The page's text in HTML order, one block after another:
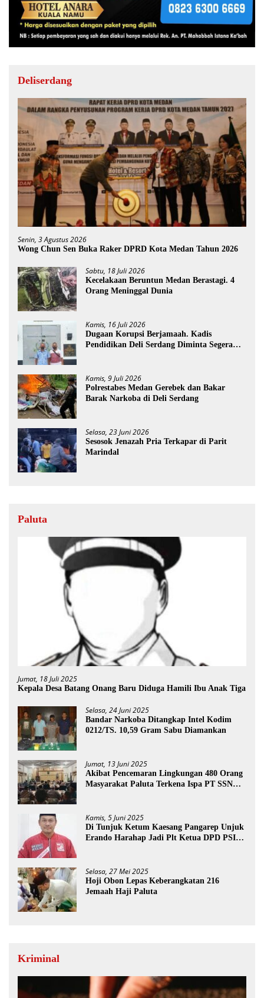
Deliserdang
Senin, 3 Agustus 2026
Wong Chun Sen Buka Raker DPRD Kota Medan Tahun 2026
Sabtu, 18 Juli 2026
Kecelakaan Beruntun Medan Berastagi. 4
Orang Meninggal Dunia
Kamis, 16 Juli 2026
Dugaan Korupsi Berjamaah. Kadis
Pendidikan Deli Serdang Diminta Segera
Kamis, 9 Juli 2026
Polrestabes Medan Gerebek dan Bakar
Barak Narkoba di Deli Serdang
Selasa, 23 Juni 2026
Sesosok Jenazah Pria Terkapar di Parit
Marindal
Paluta
Jumat, 18 Juli 2025
Kepala Desa Batang Onang Baru Diduga Hamili Ibu Anak Tiga
Selasa, 24 Juni 2025
Bandar Narkoba Ditangkap Intel Kodim
0212/TS. 10,59 Gram Sabu Diamankan
Jumat, 13 Juni 2025
Akibat Pencemaran Lingkungan 480 Orang
Masyarakat Paluta Terkena Ispa PT SSN
Kamis, 5 Juni 2025
Di Tunjuk Ketum Kaesang Pangarep Unjuk
Erando Harahap Jadi Plt Ketua DPD PSI
Selasa, 27 Mei 2025
Hoji Obon Lepas Keberangkatan 216
Jemaah Haji Paluta
Kriminal